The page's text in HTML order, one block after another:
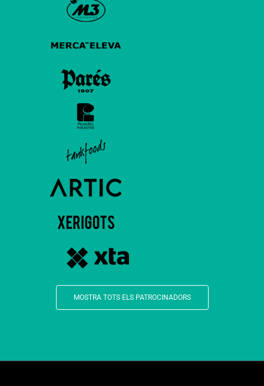
MOSTRA TOTS ELS PATROCINADORS